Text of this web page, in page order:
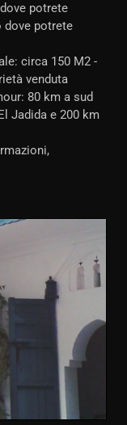
potrete
dove potrete
circa 150 M2 -
venduta
80 km a sud
Jadida e 200 km